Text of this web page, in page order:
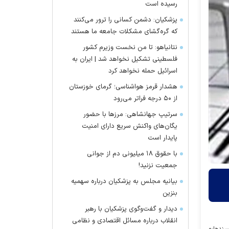
رسیده است
پزشکیان: دشمن کسانی را ترور می‌کنند
که گره‌گشای مشکلات جامعه ما هستند
نتانیاهو: تا من نخست وزیرم کشور
فلسطینی تشکیل نخواهد شد | ایران به
اسرائیل حمله نخواهد کرد
هشدار قرمز هواشناسی؛ گرمای خوزستان
از ۵۰ درجه فراتر می‌رود
سرتیپ جهانشاهی: مرز‌ها با حضور
یگان‌های واکنش سریع دارای امنیت
پایدار است
با حقوق ۱۸ میلیونی دم از جوانی
جمعیت نزنید!
بیانیه مجلس به پزشکیان درباره سهمیه
بنزین
دیدار و گفت‌وگوی پزشکیان با رهبر
انقلاب درباره مسائل اقتصادی و نظامی